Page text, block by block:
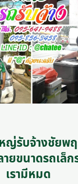
ญ่รับจ้างชัยพ
ายขนาดรถเล็
เรามีหมด